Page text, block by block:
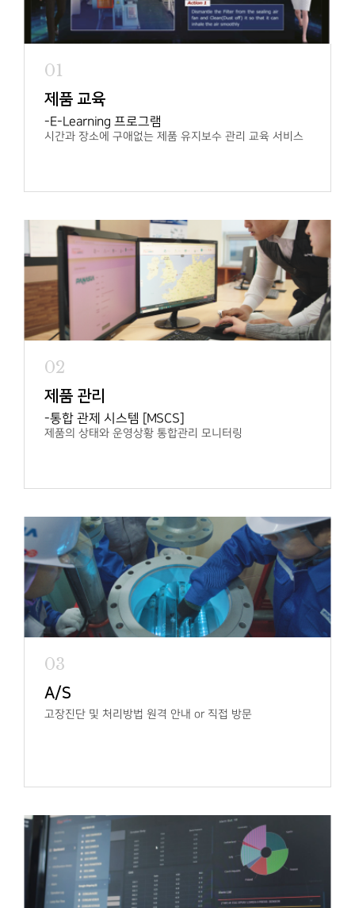
01
제품 교육
E-Learning 프로그램
시간과 장소에 구애없는 제품 유지보수관리 교육 서비스
02
제품 관리
통합 관제 시스템 [MSCS]
제품의 상태와 운영상황 통합관리 모니터링
03
A/S
고장진단 및 처리방법 원격 안내 or 직접 방문